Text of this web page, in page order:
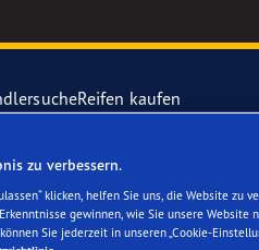
Vector
Reifen kaufen
jetzt online bestellen –
zu verbessern.
klicken, helfen Sie uns, die Website zu
gewinnen, wie Sie unsere Website
Sie jederzeit in unseren „Cookie-